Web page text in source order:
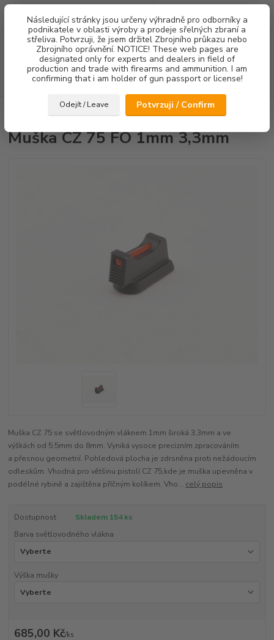
Následující stránky jsou určeny výhradně pro odborníky a
podnikatele v oblasti výroby a prodeje sřelných zbraní a
střeliva. Potvrzuji, že jsem držitel Zbrojního průkazu nebo
Zbrojního oprávnění. NOTICE! These web pages are
designated only for experts and dealers in field of
production and trade with firearms and ammunition. I am
confirming that i am holder of gun passport or license!
Odejít / Leave Potvrzuji / Confirm
Menu
Hledat
za0,00 Kč
Muška CZ 75 FO 1mm 3,3mm
Muška CZ 75 FO 1mm 3,3mm
Muška CZ 75 se světlovodným vláknem 1mm široká 3,3mm a ve
výškách od 5,5mm do 8mm. Vyniká vysoce precizním zpracováním
a přesnou geometrií. Pohledová plocha je zdrsněna proti nežádoucím
odleskům. Vhodná pro většinu pistolí CZ 75,kde je muška upevněna v
podélné rybině a zajištěna příčným kolíkem. Vho... celý popis
Dostupnost
Skladem 154 ks
Barva světlovodného vlákna
Výška mušky
685,00 Kč/ks